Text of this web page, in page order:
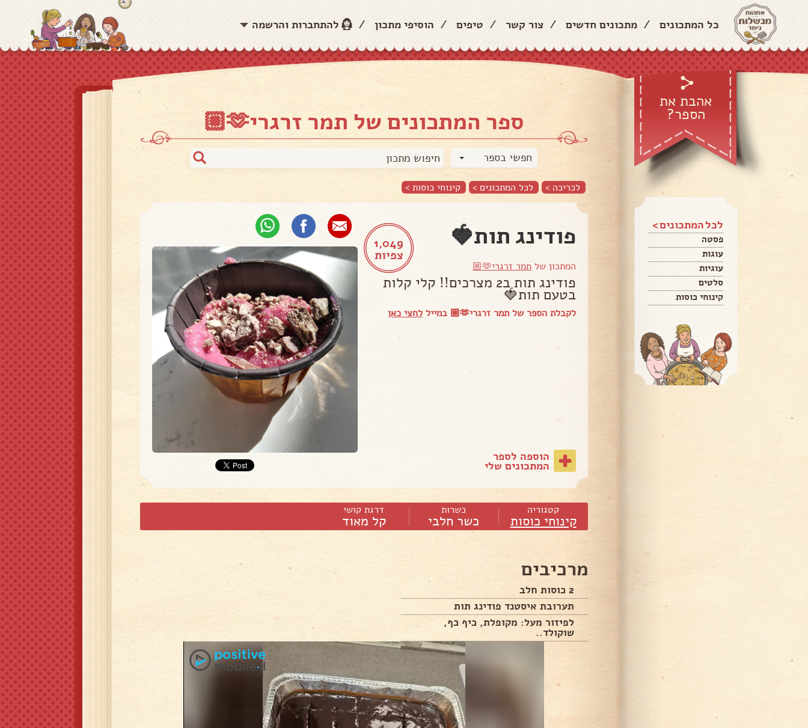
כל המתכונים / מתכונים חדשים / צור קשר / טיפים / הוסיפי מתכון / להתחברות והרשמה
אהבת את
הספר?
לכל המתכונים >
פסטה
עוגות
עוגיות
סלטים
קינוחי כוסות
ספר המתכונים של תמר זרגרי🫶🏼
חפשי בספר
לכריכה > לכל המתכונים > קינוחי כוסות >
1,049
צפיות
פודינג תות🍓
המתכון של תמר זרגרי🫶🏼
פודינג תות ב2 מצרכים!! קלי קלות
בטעם תות🍓
לקבלת הספר של תמר זרגרי🫶🏼 במייל לחצי כאן
הוספה לספר
המתכונים שלי
קטגוריה
קינוחי כוסות
כשרות
כשר חלבי
דרגת קושי
קל מאוד
מרכיבים
2 כוסות חלב
תערובת איסטנד פודינג תות
לפיזור מעל: מקופלת, כיף כף,
שוקולד..